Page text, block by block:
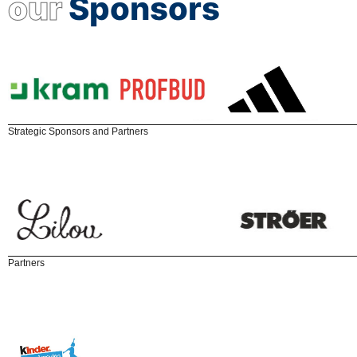
ourSponsors
Strategic Sponsors and Partners
Partners